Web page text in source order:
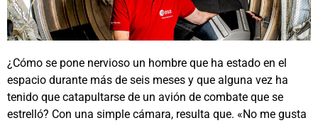
¿Cómo se pone nervioso un hombre que ha estado en el
espacio durante más de seis meses y que alguna vez ha
tenido que catapultarse de un avión de combate que se
estrelló? Con una simple cámara, resulta que. «No me gusta